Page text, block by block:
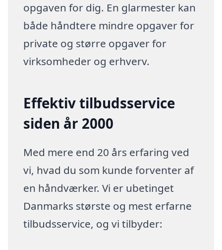
opgaven for dig. En glarmester kan
både håndtere mindre opgaver for
private og større opgaver for
virksomheder og erhverv.
Effektiv tilbudsservice
siden år 2000
Med mere end 20 års erfaring ved
vi, hvad du som kunde forventer af
en håndværker. Vi er ubetinget
Danmarks største og mest erfarne
tilbudsservice, og vi tilbyder: